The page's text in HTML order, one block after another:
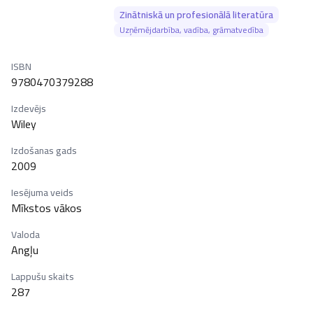
Zinātniskā un profesionālā literatūra
Uzņēmējdarbība, vadība, grāmatvedība
ISBN
9780470379288
Izdevējs
Wiley
Izdošanas gads
2009
Iesējuma veids
Mīkstos vākos
Valoda
Angļu
Lappušu skaits
287